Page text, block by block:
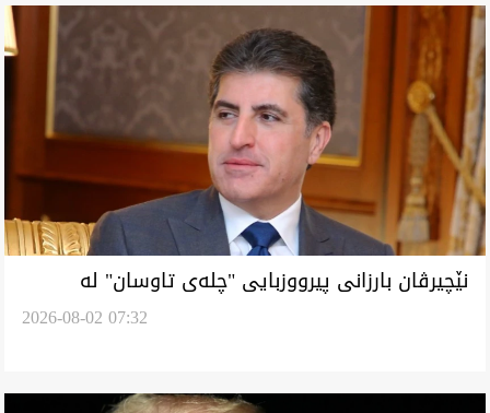
نێچیرڤان بارزانی پیرووزبایی "چلەی تاوسان" لە
ئێزیدییەیل کەێد و دڵنیایی دەێد: کوردستان2026-08-02 07:32